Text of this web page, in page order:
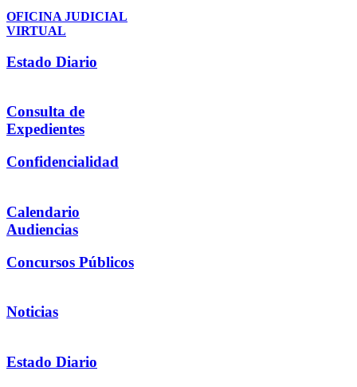
OFICINA JUDICIAL
VIRTUAL
Estado Diario
Consulta de
Expedientes
Confidencialidad
Calendario
Audiencias
Concursos Públicos
Noticias
Estado Diario